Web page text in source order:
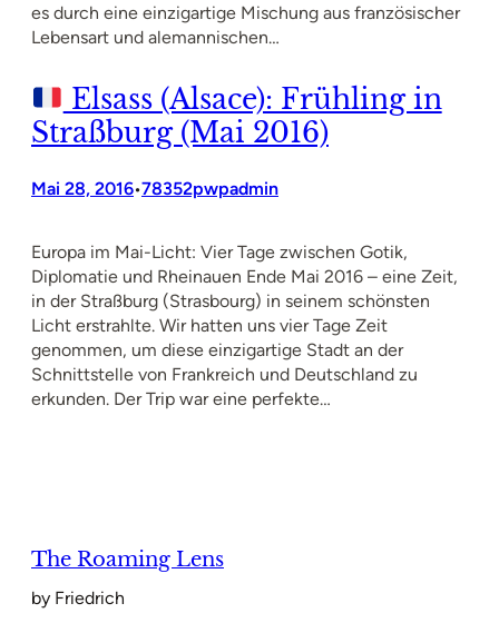
es durch eine einzigartige Mischung aus französischer
Lebensart und alemannischen…
Elsass (Alsace): Frühling in
Straßburg (Mai 2016)
Mai 28, 2016•78352pwpadmin
Europa im Mai-Licht: Vier Tage zwischen Gotik,
Diplomatie und Rheinauen Ende Mai 2016 – eine Zeit,
in der Straßburg (Strasbourg) in seinem schönsten
Licht erstrahlte. Wir hatten uns vier Tage Zeit
genommen, um diese einzigartige Stadt an der
Schnittstelle von Frankreich und Deutschland zu
erkunden. Der Trip war eine perfekte…
The Roaming Lens
by Friedrich